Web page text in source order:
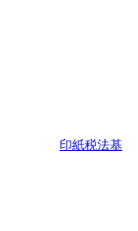
印紙税法基